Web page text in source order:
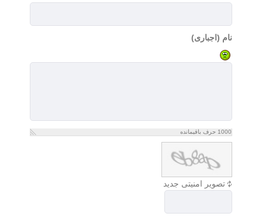
نام (اجباری)
1000 حرف باقیمانده
تصویر امنیتی جدید